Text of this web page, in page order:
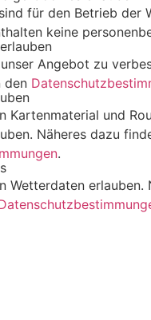
für den Betrieb der
keine
Angebot zu
den
Kartenmaterial und
Näheres dazu
.
Wetterdaten erlauben.